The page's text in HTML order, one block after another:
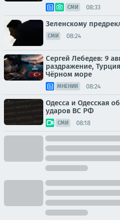
СМИ 08:33
Зеленскому
СМИ 08:24
Сергей Лебедев: 9
раздражение,
Чёрном море
МНЕНИЯ 08:24
Одесса и Одесская
ударов ВС РФ
СМИ 08:18